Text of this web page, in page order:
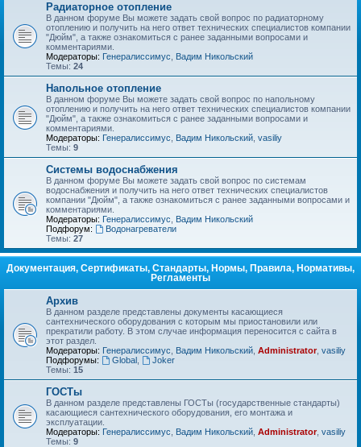
Радиаторное отопление
В данном форуме Вы можете задать свой вопрос по радиаторному
отоплению и получить на него ответ технических специалистов компании
"Дюйм", а также ознакомиться с ранее заданными вопросами и
комментариями.
Модераторы: Генералиссимус
Вадим Никольский
Темы: 24
Напольное отопление
В данном форуме Вы можете задать свой вопрос по напольному
отоплению и получить на него ответ технических специалистов компании
"Дюйм", а также ознакомиться с ранее заданными вопросами и
комментариями.
Модераторы: Генералиссимус Вадим Никольский vasiliy
Темы: 9
Системы водоснабжения
В данном форуме Вы можете задать свой вопрос по системам
водоснабжения и получить на него ответ технических специалистов
компании "Дюйм", а также ознакомиться с ранее заданными вопросами и
комментариями.
Модераторы: Генералиссимус
Вадим Никольский
Подфорум:
Водонагреватели
Темы: 27
Документация, Сертификаты, Стандарты, Нормы, Правила, Нормативы,
Регламенты
Архив
В данном разделе представлены документы касающиеся
сантехнического оборудования с которым мы приостановили или
прекратили работу. В этом случае информация переносится с сайта в
этот раздел.
Модераторы: Генералиссимус Вадим Никольский Administrator, vasiliy
Подфорумы:
Global,
Joker
Темы: 15
ГОСТы
В данном разделе представлены ГОСТы (государственные стандарты)
касающиеся сантехнического оборудования, его монтажа и
эксплуатации.
Модераторы: Генералиссимус Вадим Никольский Administrator, vasiliy
Темы: 9